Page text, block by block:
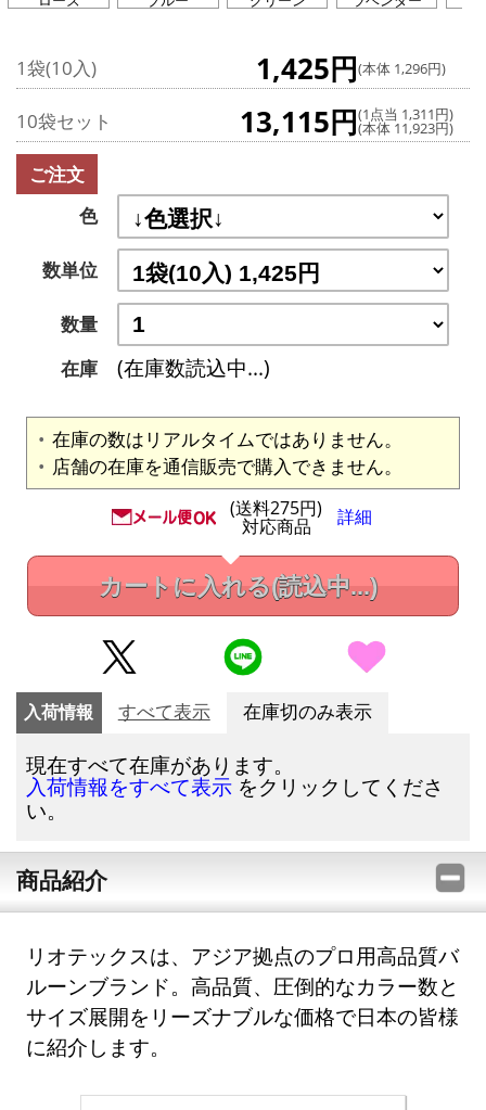
1袋(10入) 1,425円(本体 1,296円)
10袋セット 13,115円(1点当 1,311円)
(本体 11,923円)
ご注文
色
数単位
数量
在庫
(在庫数読込中...)
在庫の数はリアルタイムではありません。
店舗の在庫を通信販売で購入できません。
(送料275円)
対応商品 詳細
カートに入れる(読込中...)
入荷情報 すべて表示 在庫切のみ表示
現在すべて在庫があります。
入荷情報をすべて表示 をクリックしてくださ
い。
商品紹介
リオテックスは、アジア拠点のプロ用高品質バ
ルーンブランド。高品質、圧倒的なカラー数と
サイズ展開をリーズナブルな価格で日本の皆様
に紹介します。